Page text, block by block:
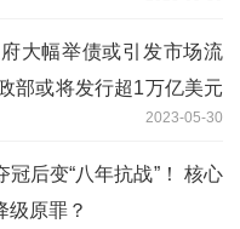
大幅举债或引发市场流
部或将发行超1万亿美元
2023-05-30
冠后变“八年抗战”！ 核心
级原罪？